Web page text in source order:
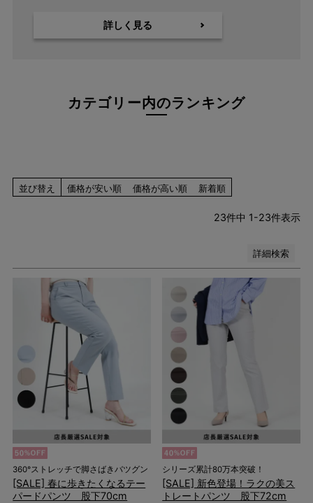
詳しく見る
カテゴリー内のランキング
並び替え 価格が安い順 価格が高い順 新着順
23件中 1-23件表示
詳細検索
グリーン系
在庫なし商品を表示しない
360°ストレッチで脚さばきバツグン
[SALE] 春に歩きたくなるテー
パードパンツ 股下70cm
シリーズ累計80万本突破！
[SALE] 新色登場！ラクの美ス
トレートパンツ 股下72cm